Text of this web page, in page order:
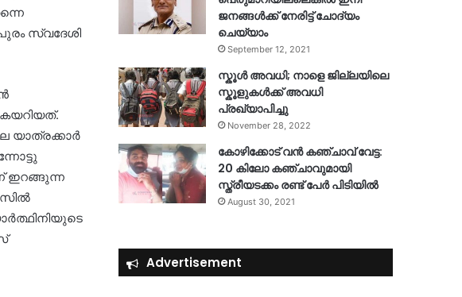
സ്വദേശി
യാത്രക്കാർ
ഇറങ്ങുന്ന
ജനങ്ങള്‍ക്ക് നേരിട്ട് ചോദ്യം
ചെയ്യാം
September 12, 2021
സ്കൂൾ അവധി; നാളെ ജില്ലയിലെ
സ്കൂളുകൾക്ക് അവധി
പ്രഖ്യാപിച്ചു
November 28, 2022
കോഴിക്കോട് വൻ കഞ്ചാവ് വേട്ട:
20 കിലോ കഞ്ചാവുമായി
സ്ത്രീയടക്കം രണ്ട് പേർ പിടിയിൽ
August 30, 2021
Advertisement